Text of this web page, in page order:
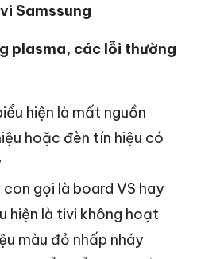
Samssung
plasma, các lỗi thường
hiện là mất nguồn
hoặc đèn tín hiệu có
gọi là board VS hay
hiện là tivi không hoạt
màu đỏ nhấp nháy